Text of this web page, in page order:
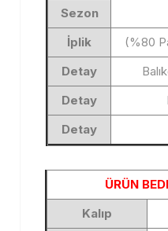
Sezon
İplik
(%80
Detay
Detay
Detay
ÜRÜN
Kalıp